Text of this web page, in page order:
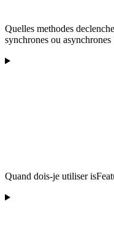
Quelles methodes
synchrones ou asynchrones
Quand dois-je utiliser